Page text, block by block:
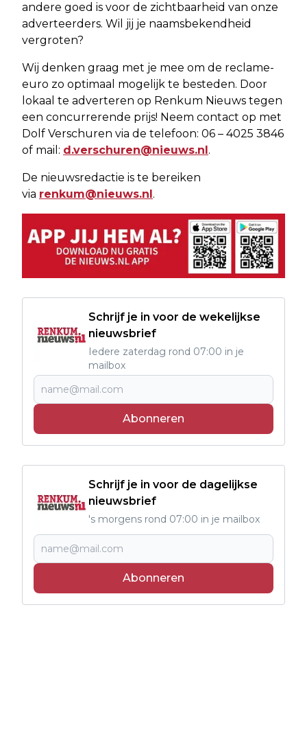
andere goed is voor de zichtbaarheid van onze
adverteerders. Wil jij je naamsbekendheid
vergroten?
Wij denken graag met je mee om de reclame-
euro zo optimaal mogelijk te besteden. Door
lokaal te adverteren op Renkum Nieuws tegen
een concurrerende prijs! Neem contact op met
Dolf Verschuren via de telefoon: 06 – 4025 3846
of mail: d.verschuren@nieuws.nl.
De nieuwsredactie is te bereiken
via renkum@nieuws.nl.
Schrijf je in voor de wekelijkse
nieuwsbrief
Iedere zaterdag rond 07:00 in je
mailbox
Abonneren
Schrijf je in voor de dagelijkse
nieuwsbrief
's morgens rond 07:00 in je mailbox
Abonneren